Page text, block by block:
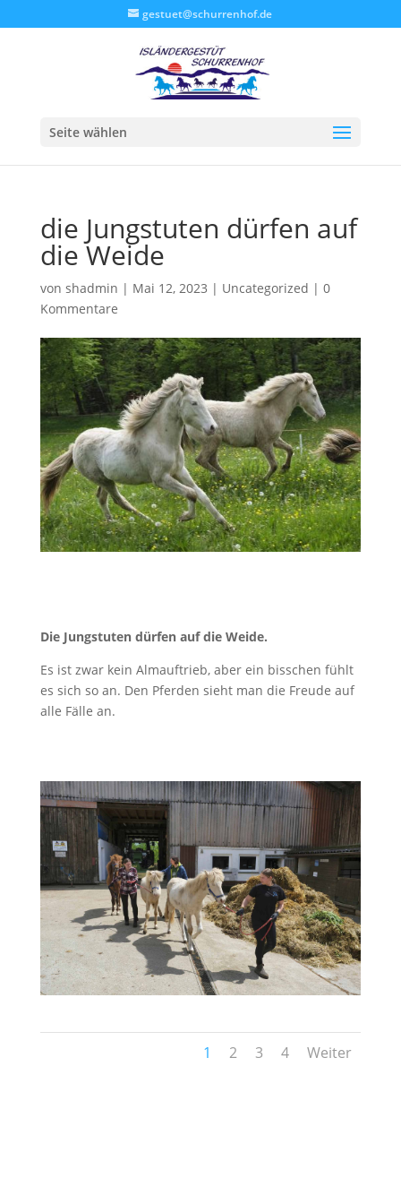
gestuet@schurrenhof.de
Seite wählen
die Jungstuten dürfen auf
die Weide
von shadmin | Mai 12, 2023 | Uncategorized | 0
Kommentare
Die Jungstuten dürfen auf die Weide.
Es ist zwar kein Almauftrieb, aber ein bisschen fühlt
es sich so an. Den Pferden sieht man die Freude auf
alle Fälle an.
1 2 3 4 Weiter